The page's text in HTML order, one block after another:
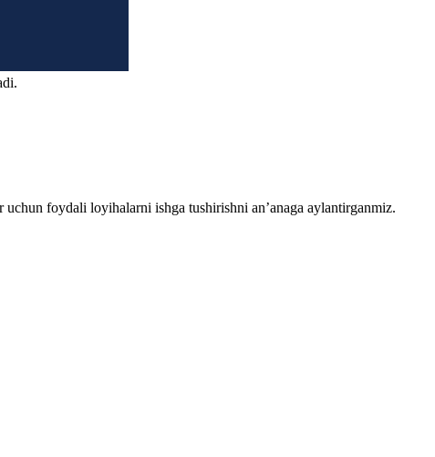
foydali loyihalarni ishga tushirishni an’anaga aylantirganmiz.